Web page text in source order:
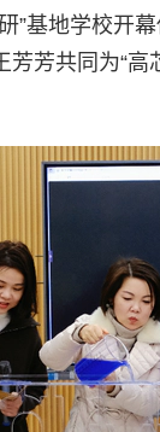
”基地学校开
芳共同为“